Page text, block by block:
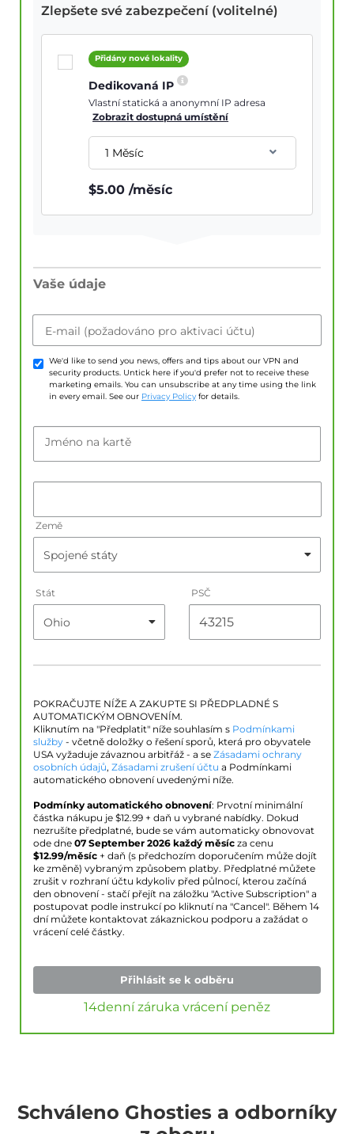
Zlepšete své zabezpečení (volitelné)
Přidány nové lokality
Dedikovaná IP
Vlastní statická a anonymní IP adresa
Zobrazit dostupná umístění
1 Měsíc
$5.00 /měsíc
Vaše údaje
E-mail (požadováno pro aktivaci účtu)
We'd like to send you news, offers and tips about our VPN and
security products. Untick here if you'd prefer not to receive these
marketing emails. You can unsubscribe at any time using the link
in every email. See our Privacy Policy for details.
Jméno na kartě
Země
Stát PSČ
POKRAČUJTE NÍŽE A ZAKUPTE SI PŘEDPLADNÉ S
AUTOMATICKÝM OBNOVENÍM.
Kliknutím na "Předplatit" níže souhlasím s Podmínkami
služby - včetně doložky o řešení sporů, která pro obyvatele
USA vyžaduje závaznou arbitřáž - a se Zásadami ochrany
osobních údajů, Zásadami zrušení účtu a Podmínkami
automatického obnovení uvedenými níže.
Podmínky automatického obnovení: Prvotní minimální
částka nákupu je $12.99 + daň u vybrané nabídky. Dokud
nezrušíte předplatné, bude se vám automaticky obnovovat
ode dne 07 September 2026 každý měsíc za cenu
$12.99/měsíc + daň (s předchozím doporučením může dojít
ke změně) vybraným způsobem platby. Předplatné můžete
zrušit v rozhraní účtu kdykoliv před půlnocí, kterou začíná
den obnovení - stačí přejít na záložku "Active Subscription" a
postupovat podle instrukcí po kliknutí na "Cancel". Během 14
dní můžete kontaktovat zákaznickou podporu a zažádat o
vrácení celé částky.
Přihlásit se k odběru
14denní záruka vrácení peněz
Schváleno Ghosties a odborníky